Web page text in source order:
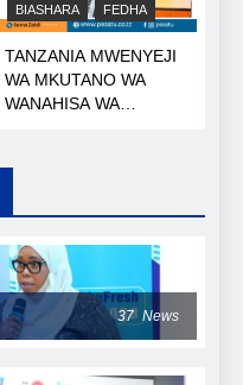
BIASHARA FEDHA
TANZANIA MWENYEJI
WA MKUTANO WA
WANAHISA WA
37 News